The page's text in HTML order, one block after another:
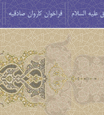
علیه السلام فراخوان کاروان صادقیه